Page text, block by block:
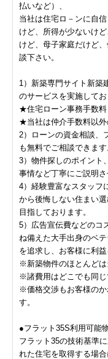
払いなど）、
当社は住宅ロ－ンに自
けど、所得が少ないけ
けど、母子家庭だけど
談下さい。
1）新築専門サイト新築
のサービスを実施してお
★住宅ローン事務手数料
★当社は仲介手数料以外
2）ローンの資金相談、
も無料でご相談できます
3）物件探しのポイント
事情など丁寧にご説明さ
4）経験豊富なスタッフ
から後悔しない住まい
目指しております。
5）広告宣伝費などのコ
ね備えた大手出身のベ
を追求し、お客様に利益
※新築物件のほとんどは
※諸費用はどこでも同じ
※価格交渉もお客様のか
す。
●フラット35S利用可能
フラット35の技術基準
れた住宅を取得する場